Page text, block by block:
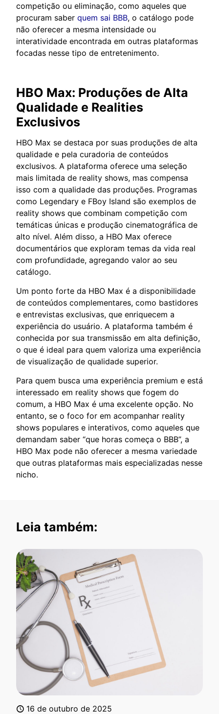
competição ou eliminação, como aqueles que
procuram saber quem sai BBB, o catálogo pode
não oferecer a mesma intensidade ou
interatividade encontrada em outras plataformas
focadas nesse tipo de entretenimento.
HBO Max: Produções de Alta
Qualidade e Realities
Exclusivos
HBO Max se destaca por suas produções de alta
qualidade e pela curadoria de conteúdos
exclusivos. A plataforma oferece uma seleção
mais limitada de reality shows, mas compensa
isso com a qualidade das produções. Programas
como Legendary e FBoy Island são exemplos de
reality shows que combinam competição com
temáticas únicas e produção cinematográfica de
alto nível. Além disso, a HBO Max oferece
documentários que exploram temas da vida real
com profundidade, agregando valor ao seu
catálogo.
Um ponto forte da HBO Max é a disponibilidade
de conteúdos complementares, como bastidores
e entrevistas exclusivas, que enriquecem a
experiência do usuário. A plataforma também é
conhecida por sua transmissão em alta definição,
o que é ideal para quem valoriza uma experiência
de visualização de qualidade superior.
Para quem busca uma experiência premium e está
interessado em reality shows que fogem do
comum, a HBO Max é uma excelente opção. No
entanto, se o foco for em acompanhar reality
shows populares e interativos, como aqueles que
demandam saber “que horas começa o BBB”, a
HBO Max pode não oferecer a mesma variedade
que outras plataformas mais especializadas nesse
nicho.
Leia também:
16 de outubro de 2025